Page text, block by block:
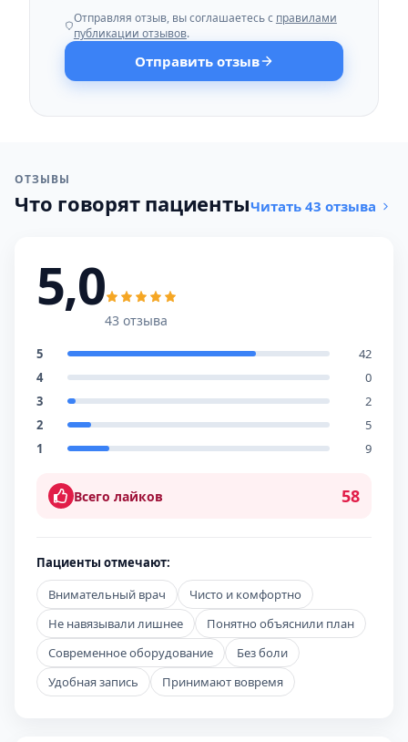
Отправляя отзыв, вы соглашаетесь с правилами
публикации отзывов.
Отправить отзыв
ОТЗЫВЫ
Что говорят пациентыЧитать 43 отзыва
5,0
43 отзыва
5
42
4
0
3
2
2
5
1
9
Всего лайков 58
Пациенты отмечают:
Внимательный врач
Чисто и комфортно
Не навязывали лишнее
Понятно объяснили план
Современное оборудование
Без боли
Удобная запись
Принимают вовремя